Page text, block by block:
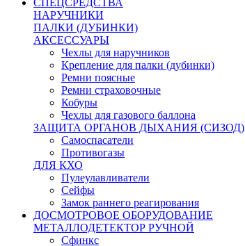
СПЕЦСРЕДСТВА
НАРУЧНИКИ
ПАЛКИ (ДУБИНКИ)
АКСЕССУАРЫ
Чехлы для наручников
Крепление для палки (дубинки)
Ремни поясные
Ремни страховочные
Кобуры
Чехлы для газового баллона
ЗАЩИТА ОРГАНОВ ДЫХАНИЯ (СИЗОД)
Самоспасатели
Противогазы
ДЛЯ КХО
Пулеулавливатели
Сейфы
Замок раннего реагирования
ДОСМОТРОВОЕ ОБОРУДОВАНИЕ
МЕТАЛЛОДЕТЕКТОР РУЧНОЙ
Сфинкс